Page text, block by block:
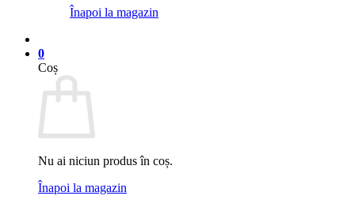
Înapoi la magazin
0
Coș
Nu ai niciun produs în coș.
Înapoi la magazin